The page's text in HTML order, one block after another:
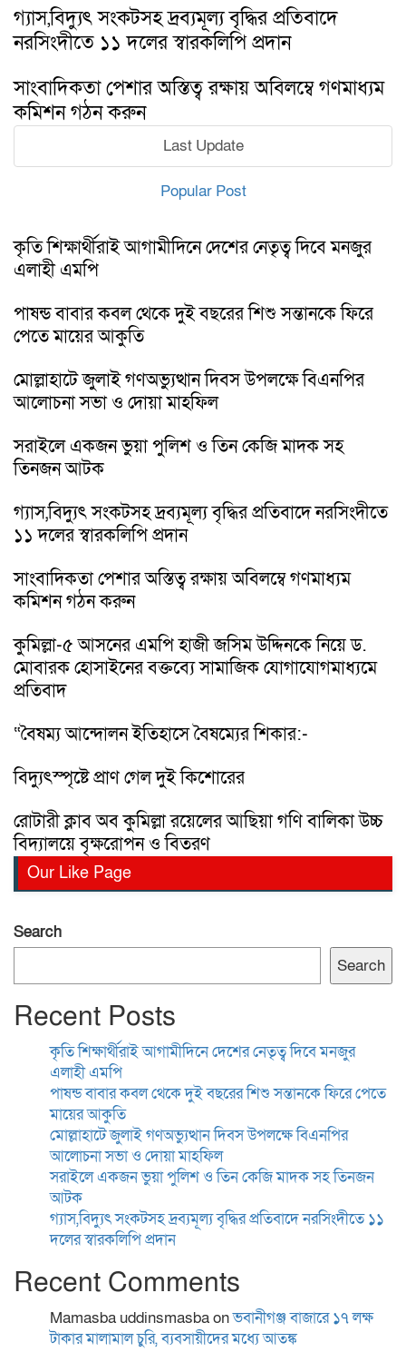
গ্যাস,বিদ্যুৎ সংকটসহ দ্রব্যমূল্য বৃদ্ধির প্রতিবাদে
নরসিংদীতে ১১ দলের স্বারকলিপি প্রদান
সাংবাদিকতা পেশার অস্তিত্ব রক্ষায় অবিলম্বে গণমাধ্যম
কমিশন গঠন করুন
Last Update
Popular Post
কৃতি শিক্ষার্থীরাই আগামীদিনে দেশের নেতৃত্ব দিবে মনজুর
এলাহী এমপি
পাষন্ড বাবার কবল থেকে দুই বছরের শিশু সন্তানকে ফিরে
পেতে মায়ের আকুতি
মোল্লাহাটে জুলাই গণঅভ্যুত্থান দিবস উপলক্ষে বিএনপির
আলোচনা সভা ও দোয়া মাহফিল
সরাইলে একজন ভুয়া পুলিশ ও তিন কেজি মাদক সহ
তিনজন আটক
গ্যাস,বিদ্যুৎ সংকটসহ দ্রব্যমূল্য বৃদ্ধির প্রতিবাদে নরসিংদীতে
১১ দলের স্বারকলিপি প্রদান
সাংবাদিকতা পেশার অস্তিত্ব রক্ষায় অবিলম্বে গণমাধ্যম
কমিশন গঠন করুন
কুমিল্লা-৫ আসনের এমপি হাজী জসিম উদ্দিনকে নিয়ে ড.
মোবারক হোসাইনের বক্তব্যে সামাজিক যোগাযোগমাধ্যমে
প্রতিবাদ
“বৈষম্য আন্দোলন ইতিহাসে বৈষম্যের শিকার:-
বিদ্যুৎস্পৃষ্টে প্রাণ গেল দুই কিশোরের
রোটারী ক্লাব অব কুমিল্লা রয়েলের আছিয়া গণি বালিকা উচ্চ
বিদ্যালয়ে বৃক্ষরোপন ও বিতরণ
Our Like Page
Search
Search
Recent Posts
কৃতি শিক্ষার্থীরাই আগামীদিনে দেশের নেতৃত্ব দিবে মনজুর
এলাহী এমপি
পাষন্ড বাবার কবল থেকে দুই বছরের শিশু সন্তানকে ফিরে পেতে
মায়ের আকুতি
মোল্লাহাটে জুলাই গণঅভ্যুত্থান দিবস উপলক্ষে বিএনপির
আলোচনা সভা ও দোয়া মাহফিল
সরাইলে একজন ভুয়া পুলিশ ও তিন কেজি মাদক সহ তিনজন
আটক
গ্যাস,বিদ্যুৎ সংকটসহ দ্রব্যমূল্য বৃদ্ধির প্রতিবাদে নরসিংদীতে ১১
দলের স্বারকলিপি প্রদান
Recent Comments
Mamasba uddinsmasbaonভবানীগঞ্জ বাজারে ১৭ লক্ষ
টাকার মালামাল চুরি, ব্যবসায়ীদের মধ্যে আতঙ্ক